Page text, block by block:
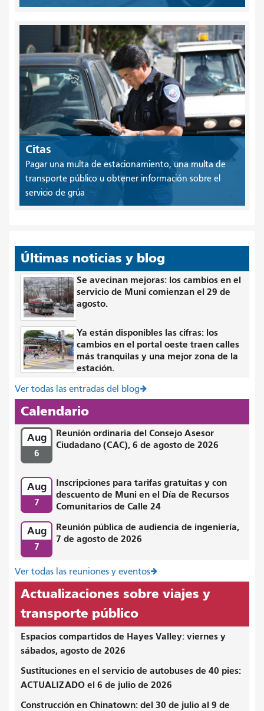
Citas
Pagar una multa de estacionamiento, una multa de
transporte público u obtener información sobre el
servicio de grúa
Últimas noticias y blog
Se avecinan mejoras: los cambios en el
servicio de Muni comienzan el 29 de
agosto.
Ya están disponibles las cifras: los
cambios en el portal oeste traen calles
más tranquilas y una mejor zona de la
estación.
Ver todas las entradas del blog
Calendario
Aug
6
Reunión ordinaria del Consejo Asesor
Ciudadano (CAC), 6 de agosto de 2026
Aug
7
Inscripciones para tarifas gratuitas y con
descuento de Muni en el Día de Recursos
Comunitarios de Calle 24
Aug
7
Reunión pública de audiencia de ingeniería,
7 de agosto de 2026
Ver todas las reuniones y eventos
Actualizaciones sobre viajes y
transporte público
Espacios compartidos de Hayes Valley: viernes y
sábados, agosto de 2026
Sustituciones en el servicio de autobuses de 40 pies:
ACTUALIZADO el 6 de julio de 2026
Construcción en Chinatown: del 30 de julio al 9 de